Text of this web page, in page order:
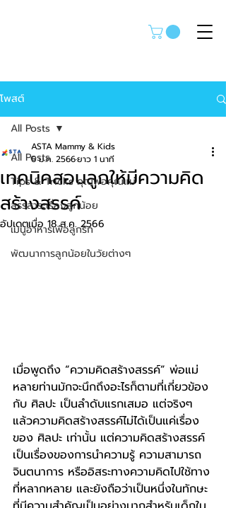
โพสต์
All Posts
Tips & Tricks คุณพ่อคุณแม่
สรรสาระเรื่องลูกน้อย
เมนูอาหารเพื่อลูกรัก
พัฒนาการลูกน้อยในวัยต่างๆ
All Posts
เทคนิคสอนลูกให้มีความคิด
สร้างสรรค์
ASTA Mammy & Kids
6 ม.ค. 2566ยาว 1 นาที
อัปเดตเมื่อ18 ส.ค. 2566
เมื่อพูดถึง “ความคิดสร้างสรรค์” พ่อแม่
หลายท่านมักจะนึกถึงอะไรก็ตามที่เกี่ยวข้อง
กับ ศิลปะ เป็นลำดับแรกเสมอ แต่จริงๆ
แล้วความคิดสร้างสรรค์ไม่ได้เป็นแค่เรื่อง
ของ ศิลปะ เท่านั้น แต่ความคิดสร้างสรรค์
เป็นเรื่องของการนำความรู้ ความสามารถ
จินตนาการ หรืออิสระทางความคิดไปใช้ทาง
ที่หลากหลาย และยังถือว่าเป็นหนึ่งในทักษะ